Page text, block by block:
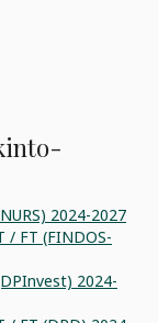
2024-2027
/ FT (FINDOS-
2024-